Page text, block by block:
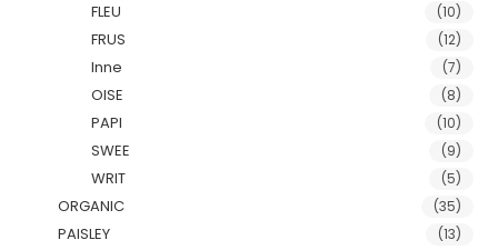
FLEU (10)
FRUS (12)
Inne (7)
OISE (8)
PAPI (10)
SWEE (9)
WRIT (5)
ORGANIC (35)
PAISLEY (13)